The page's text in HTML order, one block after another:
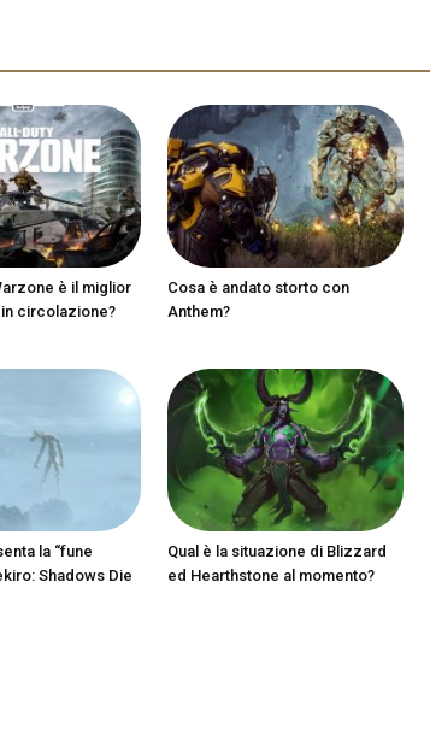
è il miglior
in circolazione?
Cosa è andato storto con
Anthem?
la “fune
Shadows Die
Qual è la situazione di Blizzard
ed Hearthstone al momento?